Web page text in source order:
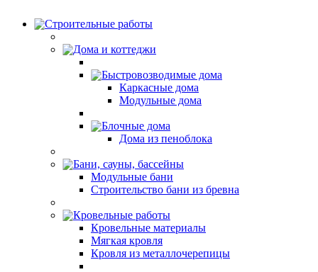
Строительные работы
Дома и коттеджи
Быстровозводимые дома
Каркасные дома
Модульные дома
Блочные дома
Дома из пеноблока
Бани, сауны, бассейны
Модульные бани
Строительство бани из бревна
Кровельные работы
Кровельные материалы
Мягкая кровля
Кровля из металлочерепицы